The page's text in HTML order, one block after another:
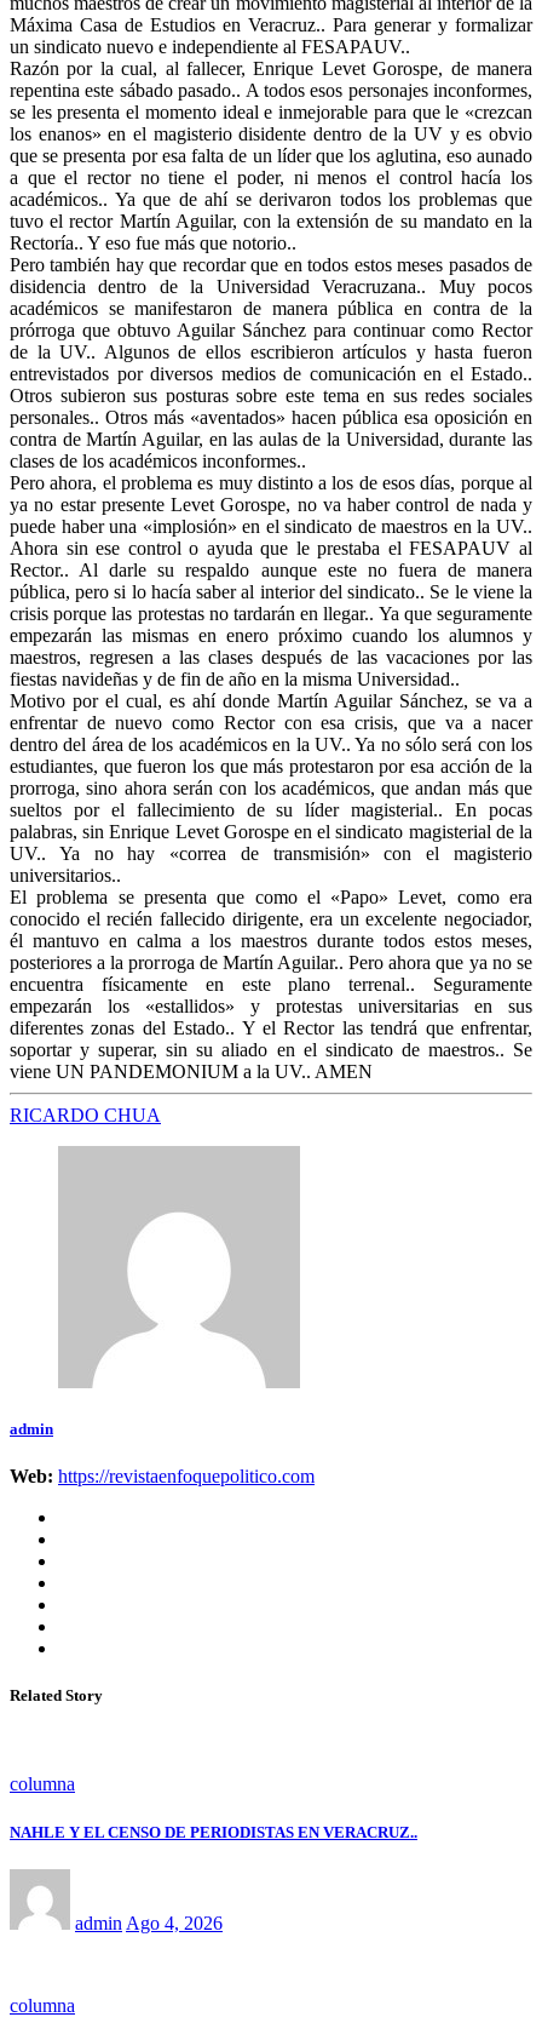
Máxima Casa de Estudios en Veracruz.. Para generar y formalizar
un sindicato nuevo e independiente al FESAPAUV..
Razón por la cual, al fallecer, Enrique Levet Gorospe, de manera
repentina este sábado pasado.. A todos esos personajes inconformes,
se les presenta el momento ideal e inmejorable para que le «crezcan
los enanos» en el magisterio disidente dentro de la UV y es obvio
que se presenta por esa falta de un líder que los aglutina, eso aunado
a que el rector no tiene el poder, ni menos el control hacía los
académicos.. Ya que de ahí se derivaron todos los problemas que
tuvo el rector Martín Aguilar, con la extensión de su mandato en la
Rectoría.. Y eso fue más que notorio..
Pero también hay que recordar que en todos estos meses pasados de
disidencia dentro de la Universidad Veracruzana.. Muy pocos
académicos se manifestaron de manera pública en contra de la
prórroga que obtuvo Aguilar Sánchez para continuar como Rector
de la UV.. Algunos de ellos escribieron artículos y hasta fueron
entrevistados por diversos medios de comunicación en el Estado..
Otros subieron sus posturas sobre este tema en sus redes sociales
personales.. Otros más «aventados» hacen pública esa oposición en
contra de Martín Aguilar, en las aulas de la Universidad, durante las
clases de los académicos inconformes..
Pero ahora, el problema es muy distinto a los de esos días, porque al
ya no estar presente Levet Gorospe, no va haber control de nada y
puede haber una «implosión» en el sindicato de maestros en la UV..
Ahora sin ese control o ayuda que le prestaba el FESAPAUV al
Rector.. Al darle su respaldo aunque este no fuera de manera
pública, pero si lo hacía saber al interior del sindicato.. Se le viene la
crisis porque las protestas no tardarán en llegar.. Ya que seguramente
empezarán las mismas en enero próximo cuando los alumnos y
maestros, regresen a las clases después de las vacaciones por las
fiestas navideñas y de fin de año en la misma Universidad..
Motivo por el cual, es ahí donde Martín Aguilar Sánchez, se va a
enfrentar de nuevo como Rector con esa crisis, que va a nacer
dentro del área de los académicos en la UV.. Ya no sólo será con los
estudiantes, que fueron los que más protestaron por esa acción de la
prorroga, sino ahora serán con los académicos, que andan más que
sueltos por el fallecimiento de su líder magisterial.. En pocas
palabras, sin Enrique Levet Gorospe en el sindicato magisterial de la
UV.. Ya no hay «correa de transmisión» con el magisterio
universitarios..
El problema se presenta que como el «Papo» Levet, como era
conocido el recién fallecido dirigente, era un excelente negociador,
él mantuvo en calma a los maestros durante todos estos meses,
posteriores a la prorroga de Martín Aguilar.. Pero ahora que ya no se
encuentra físicamente en este plano terrenal.. Seguramente
empezarán los «estallidos» y protestas universitarias en sus
diferentes zonas del Estado.. Y el Rector las tendrá que enfrentar,
soportar y superar, sin su aliado en el sindicato de maestros.. Se
viene UN PANDEMONIUM a la UV.. AMEN
RICARDO CHUA
admin
Web: https://revistaenfoquepolitico.com
Related Story
columna
NAHLE Y EL CENSO DE PERIODISTAS EN VERACRUZ..
admin Ago 4, 2026
columna